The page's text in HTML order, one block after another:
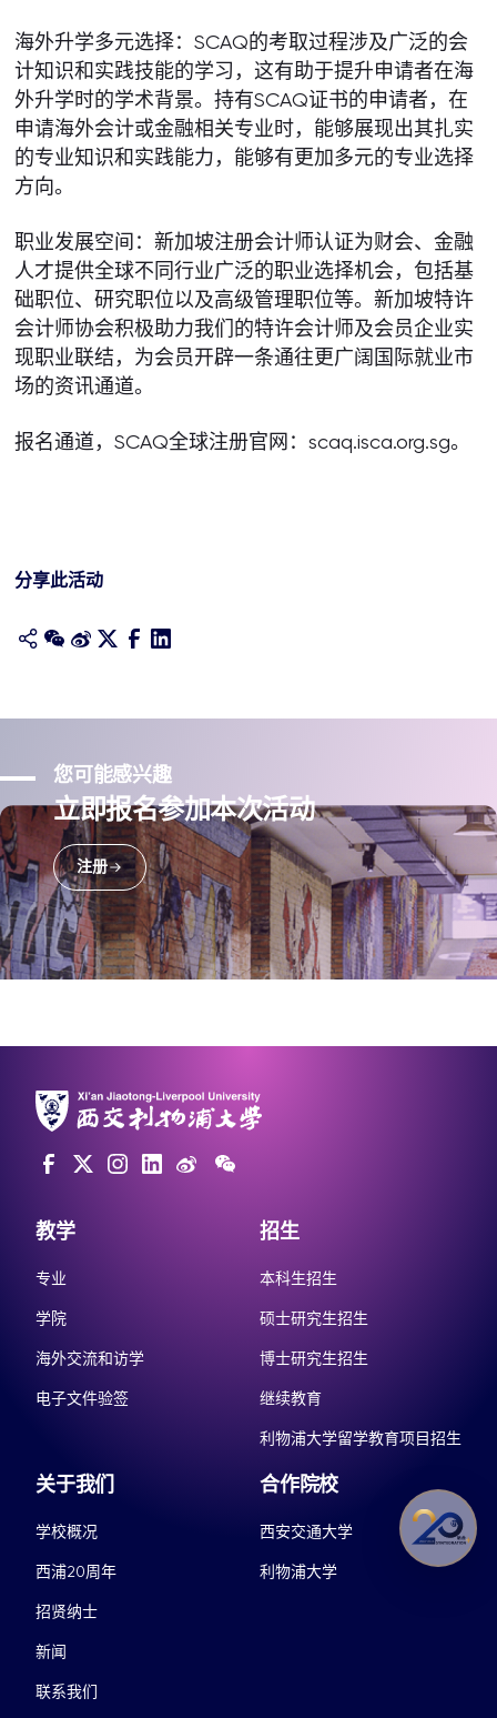
海外升学多元选择：SCAQ的考取过程涉及广泛的会
计知识和实践技能的学习，这有助于提升申请者在海
外升学时的学术背景。持有SCAQ证书的申请者，在
申请海外会计或金融相关专业时，能够展现出其扎实
的专业知识和实践能力，能够有更加多元的专业选择
方向。
职业发展空间：新加坡注册会计师认证为财会、金融
人才提供全球不同行业广泛的职业选择机会，包括基
础职位、研究职位以及高级管理职位等。新加坡特许
会计师协会积极助力我们的特许会计师及会员企业实
现职业联结，为会员开辟一条通往更广阔国际就业市
场的资讯通道。
报名通道，SCAQ全球注册官网：scaq.isca.org.sg。
分享此活动
您可能感兴趣
立即报名参加本次活动
注册
教学
专业
学院
海外交流和访学
电子文件验签
招生
本科生招生
硕士研究生招生
博士研究生招生
继续教育
利物浦大学留学教育项目招生
关于我们
学校概况
西浦20周年
招贤纳士
新闻
联系我们
合作院校
西安交通大学
利物浦大学